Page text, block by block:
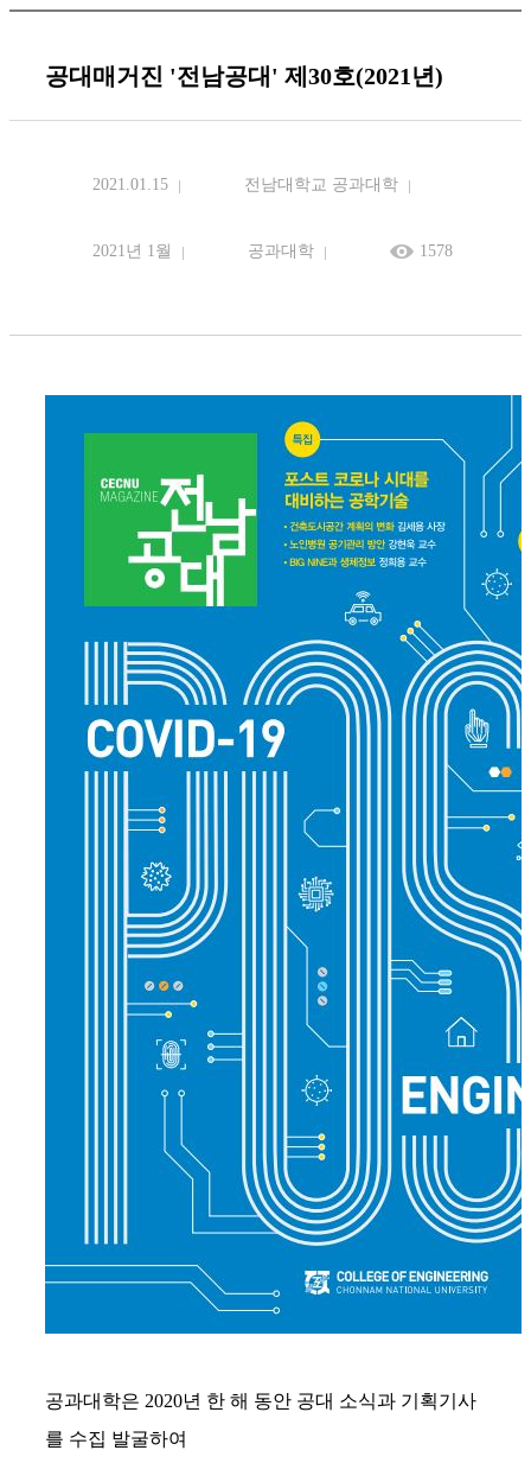
공대매거진 '전남공대' 제30호(2021년)
2021.01.15 전남대학교 공과대학
2021년 1월 공과대학 1578
공과대학은 2020년 한 해 동안 공대 소식과 기획기사
를 수집 발굴하여